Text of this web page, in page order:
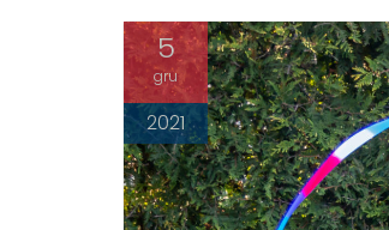
5
gru
2021